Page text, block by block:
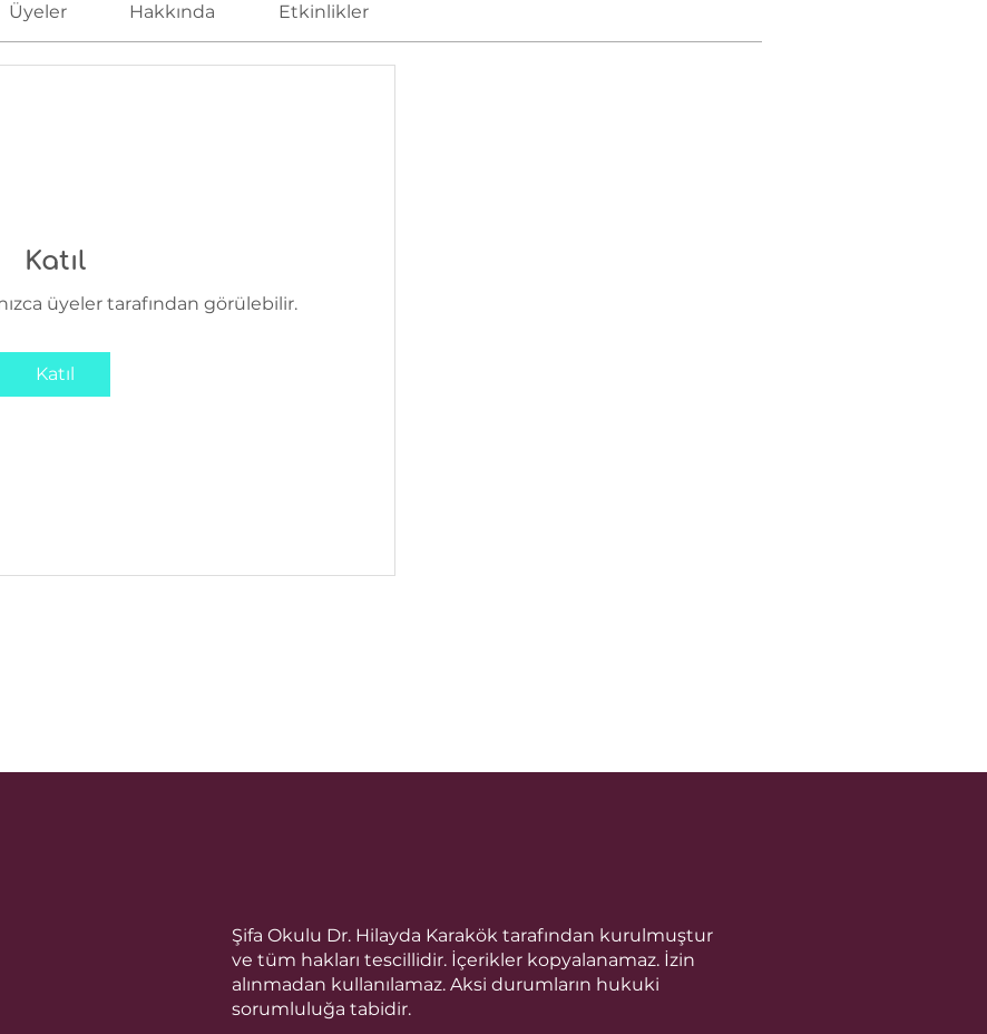
Üyeler Hakkında Etkinlikler
Katıl
üyeler tarafından görülebilir.
Katıl
Şifa Okulu Dr. Hilayda Karakök tarafından kurulmuştur
ve tüm hakları tescillidir. İçerikler kopyalanamaz. İzin
alınmadan kullanılamaz. Aksi durumların hukuki
sorumluluğa tabidir.